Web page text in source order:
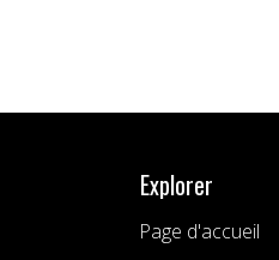
Explorer
Page d'accueil